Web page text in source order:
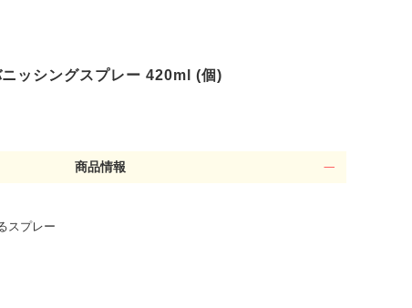
ッシングスプレー 420ml (個)
商品情報
スプレー